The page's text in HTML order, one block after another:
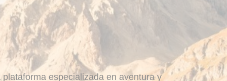
especializada en aventura y